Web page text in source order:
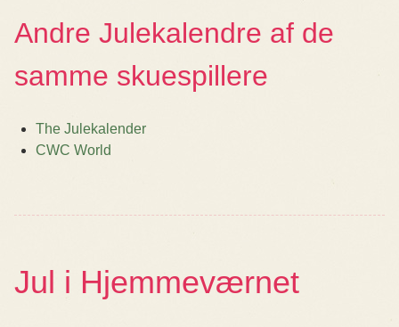
Andre Julekalendre af de
samme skuespillere
The Julekalender
CWC World
Jul i Hjemmeværnet